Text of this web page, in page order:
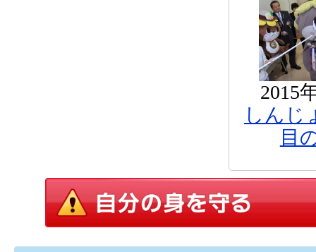
2015
しん
目